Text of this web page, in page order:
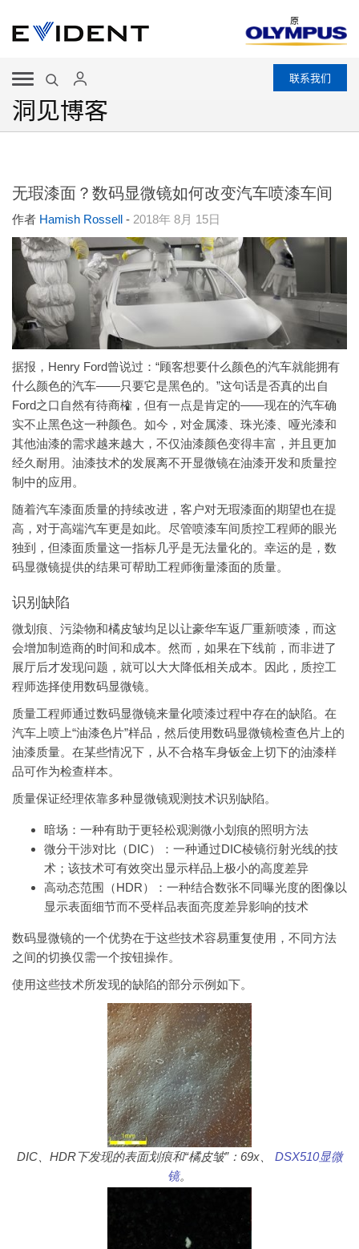
原
联系我们
洞见博客
无瑕漆面？数码显微镜如何改变汽车喷漆车间
作者 Hamish Rossell - 2018年 8月 15日
据报，Henry Ford曾说过：“顾客想要什么颜色的汽车就能拥有
什么颜色的汽车——只要它是黑色的。”这句话是否真的出自
Ford之口自然有待商榷，但有一点是肯定的——现在的汽车确
实不止黑色这一种颜色。如今，对金属漆、珠光漆、哑光漆和
其他油漆的需求越来越大，不仅油漆颜色变得丰富，并且更加
经久耐用。油漆技术的发展离不开显微镜在油漆开发和质量控
制中的应用。
随着汽车漆面质量的持续改进，客户对无瑕漆面的期望也在提
高，对于高端汽车更是如此。尽管喷漆车间质控工程师的眼光
独到，但漆面质量这一指标几乎是无法量化的。幸运的是，数
码显微镜提供的结果可帮助工程师衡量漆面的质量。
识别缺陷
微划痕、污染物和橘皮皱均足以让豪华车返厂重新喷漆，而这
会增加制造商的时间和成本。然而，如果在下线前，而非进了
展厅后才发现问题，就可以大大降低相关成本。因此，质控工
程师选择使用数码显微镜。
质量工程师通过数码显微镜来量化喷漆过程中存在的缺陷。在
汽车上喷上“油漆色片”样品，然后使用数码显微镜检查色片上的
油漆质量。在某些情况下，从不合格车身钣金上切下的油漆样
品可作为检查样本。
质量保证经理依靠多种显微镜观测技术识别缺陷。
暗场：一种有助于更轻松观测微小划痕的照明方法
微分干涉对比（DIC）：一种通过DIC棱镜衍射光线的技
术；该技术可有效突出显示样品上极小的高度差异
高动态范围（HDR）：一种结合数张不同曝光度的图像以
显示表面细节而不受样品表面亮度差异影响的技术
数码显微镜的一个优势在于这些技术容易重复使用，不同方法
之间的切换仅需一个按钮操作。
使用这些技术所发现的缺陷的部分示例如下。
DIC、HDR下发现的表面划痕和“橘皮皱”：69x、
DSX510显微
镜。